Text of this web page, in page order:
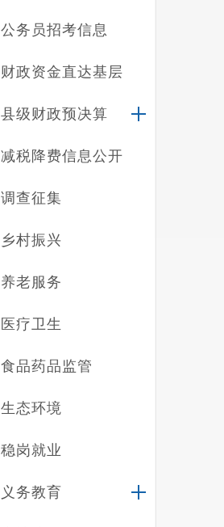
公务员招考信息
财政资金直达基层
县级财政预决算
减税降费信息公开
调查征集
乡村振兴
养老服务
医疗卫生
食品药品监管
生态环境
稳岗就业
义务教育